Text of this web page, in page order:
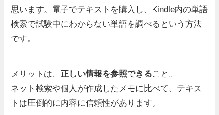
思います。電子でテキストを購入し、Kindle内の単語
検索で試験中にわからない単語を調べるという方法
です。
メリットは、正しい情報を参照できること。
ネット検索や個人が作成したメモに比べて、テキス
トは圧倒的に内容に信頼性があります。